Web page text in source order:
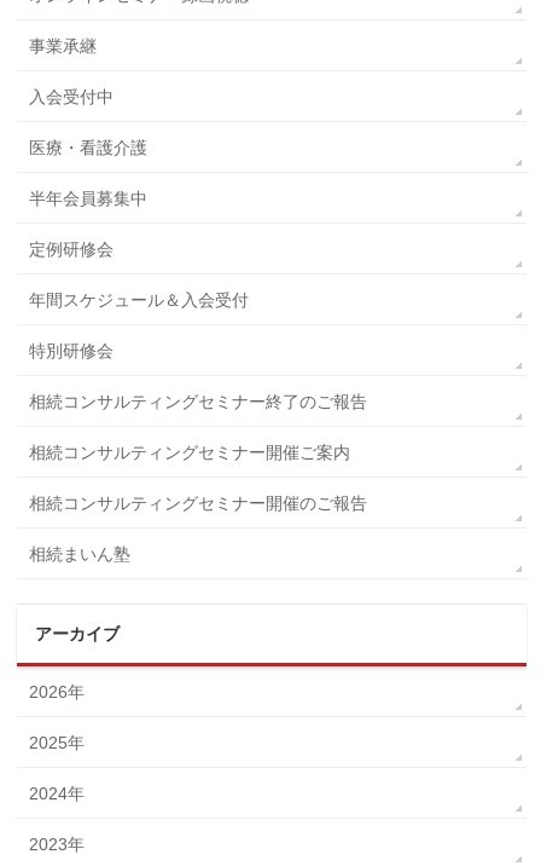
事業承継
入会受付中
医療・看護介護
半年会員募集中
定例研修会
年間スケジュール＆入会受付
特別研修会
相続コンサルティングセミナー終了のご報告
相続コンサルティングセミナー開催ご案内
相続コンサルティングセミナー開催のご報告
相続まいん塾
アーカイブ
2026年
2025年
2024年
2023年